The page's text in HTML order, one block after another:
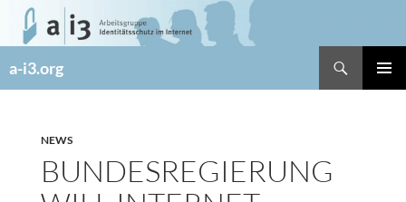
Zum
Inhalt
a-i3.org
NEWS
BUNDESREGIERUNG